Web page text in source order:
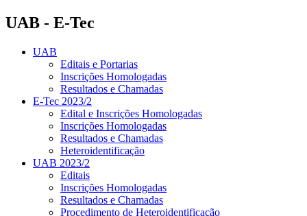
UAB - E-Tec
UAB
Editais e Portarias
Inscrições Homologadas
Resultados e Chamadas
E-Tec 2023/2
Edital e Inscrições Homologadas
Inscrições Homologadas
Resultados e Chamadas
Heteroidentificação
UAB 2023/2
Editais
Inscrições Homologadas
Resultados e Chamadas
Procedimento de Heteroidentificação